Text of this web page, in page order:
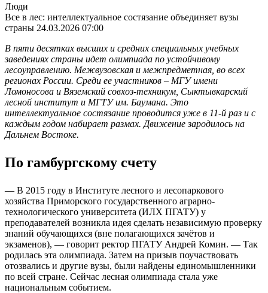
Люди
Все в лес: интеллектуальное состязание объединяет вузы
страны 24.03.2026 07:00
В пяти десятках высших и средних специальных учебных
заведениях страны идет олимпиада по устойчивому
лесоуправлению. Межвузовская и межпредметная, во всех
регионах России. Среди ее участников – МГУ имени
Ломоносова и Вяземский совхоз-техникум, Сыктывкарский
лесной институт и МГТУ им. Баумана. Это
интеллектуальное состязание проводится уже в 11-й раз и с
каждым годом набирает размах. Движение зародилось на
Дальнем Востоке.
По гамбургскому счету
— В 2015 году в Институте лесного и лесопаркового
хозяйства Приморского государственного аграрно-
технологического университета (ИЛХ ПГАТУ) у
преподавателей возникла идея сделать независимую проверку
знаний обучающихся (вне полагающихся зачётов и
экзаменов), — говорит ректор ПГАТУ Андрей Комин. — Так
родилась эта олимпиада. Затем на призыв поучаствовать
отозвались и другие вузы, были найдены единомышленники
по всей стране. Сейчас лесная олимпиада стала уже
национальным событием.